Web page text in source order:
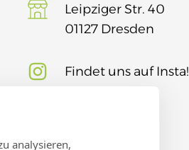
Leipziger Str. 40
01127 Dresden
Findet uns auf Insta!
analysieren,